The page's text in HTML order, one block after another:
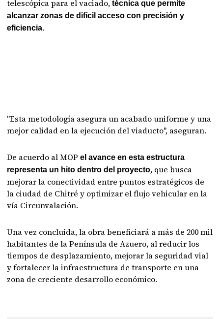
telescópica para el vaciado,técnica que permite
alcanzar zonas de difícil acceso con precisión y
eficiencia.
"Esta metodología asegura un acabado uniforme y una
mejor calidad en la ejecución del viaducto", aseguran.
De acuerdo al MOPel avance en esta estructura
representa un hito dentro del proyecto, que busca
mejorar la conectividad entre puntos estratégicos de
la ciudad de Chitré y optimizar el flujo vehicular en la
vía Circunvalación.
Una vez concluida, la obra beneficiará a más de 200 mil
habitantes de la Península de Azuero, al reducir los
tiempos de desplazamiento, mejorar la seguridad vial
y fortalecer la infraestructura de transporte en una
zona de creciente desarrollo económico.